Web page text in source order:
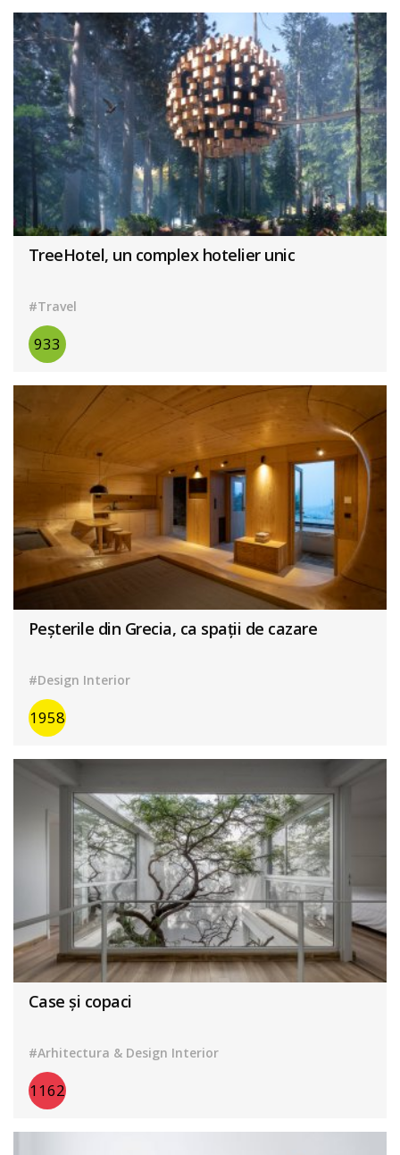
TreeHotel, un complex hotelier unic
#Travel
933
Peșterile din Grecia, ca spații de cazare
#Design Interior
1958
Case și copaci
#Arhitectura & Design Interior
1162